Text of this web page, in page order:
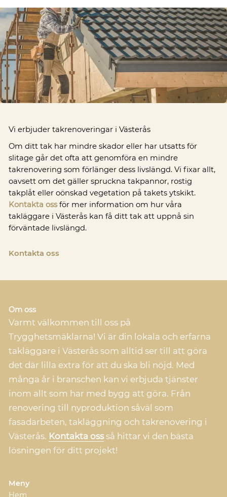
Vi erbjuder takrenoveringar i Västerås
Om ditt tak har mindre skador eller har utsatts för
slitage går det ofta att genomföra en mindre
takrenovering som förlänger dess livslängd. Vi fixar allt,
oavsett om det gäller spruckna takpannor, rostig
takplåt eller oönskad vegetation på takets ytskikt.
Kontakta ossför mer information om hur våra
takläggare i Västerås kan få ditt tak att uppnå sin
förväntade livslängd.
Kontakta oss
Om oss
Varmt välkommen till oss på
Trygghetsmäklarna! Vi är din lokala och erfarna
takläggare i Västerås som alltid ser till att göra
det där lilla extra för att du ska bli nöjd. Med
många år i branschen kan vi erbjuda tjänster
inom allt som har med bygg att göra. Från
renovering till nyproduktion såväl som
fasadarbeten, takläggning och takrenovering i
Västerås. Kontakta ossså hittar vi den bästa
lösningen för ditt projekt!
Meny
Hem